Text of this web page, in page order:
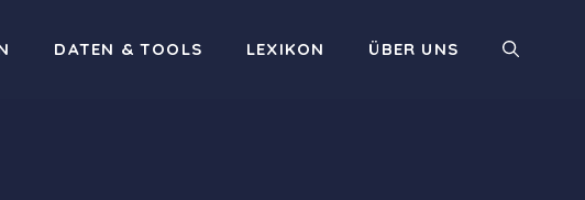
DATEN & TOOLS LEXIKON ÜBER UNS